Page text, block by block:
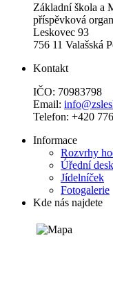
Základní škola a
příspěvková
Leskovec 93
756 11 Valašská
Kontakt
IČO: 70983798
Email:
Telefon: +420
Informace
Rozvrhy
Úřední
Jídelníček
Fotogalerie
Kde nás najdete